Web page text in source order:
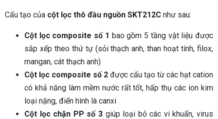
Cấu tạo của cột lọc thô đầu nguồn SKT212C như sau:
Cột lọc composite số 1 bao gồm 5 tầng vật liệu được
sắp xếp theo thứ tự (sỏi thạch anh, than hoạt tính, filox,
mangan, cát thạch anh)
Cột lọc composite số 2 được cấu tạo từ các hạt cation
có khả năng làm mềm nước rất tốt, hấp thụ các ion kim
loại nặng, điển hình là canxi
Cột lọc chặn PP số 3giúp loại bỏ các vi khuẩn, virus